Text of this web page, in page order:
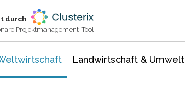
durch
Projektmanagement-Tool
Landwirtschaft & Umwelt